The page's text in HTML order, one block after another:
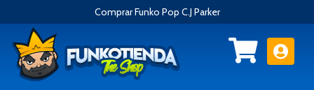
Comprar Funko Pop C.J Parker